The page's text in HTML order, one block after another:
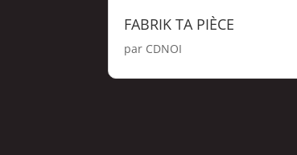
FABRIK TA PIÈCE
par CDNOI